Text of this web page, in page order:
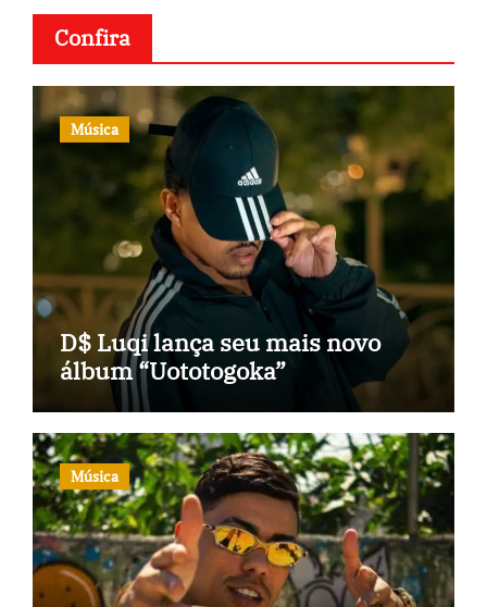
Confira
Música
D$ Luqi lança seu mais novo
álbum “Uototogoka”
Música